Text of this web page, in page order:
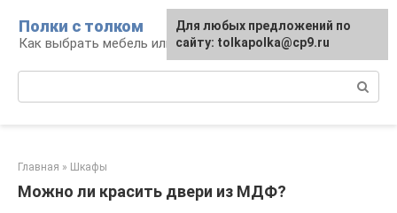
контенту
Полки с толком
Как выбрать мебель или сделать ее самому
Главная » Шкафы
Можно ли красить двери из МДФ?
Для любых предложений по
сайту: tolkapolka@cp9.ru